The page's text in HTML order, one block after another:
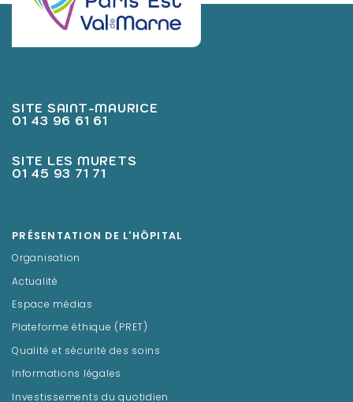
SITE SAINT-MAURICE
01 43 96 61 61
SITE LES MURETS
01 45 93 71 71
PRÉSENTATION DE L'HÔPITAL
Organisation
Actualité
Espace médias
Plateforme éthique (PRET)
Qualité et sécurité des soins
Informations légales
Investissements du quotidien